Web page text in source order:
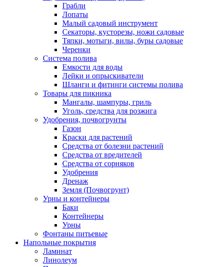
Грабли
Лопаты
Малый садовый инструмент
Секаторы, кусторезы, ножи садовые
Тяпки, мотыги, вилы, буры садовые
Черенки
Система полива
Емкости для воды
Лейки и опрыскиватели
Шланги и фитинги системы полива
Товары для пикника
Мангалы, шампуры, гриль
Уголь, средства для розжига
Удобрения, почвогрунты
Газон
Краски для растений
Средства от болезни растений
Средства от вредителей
Средства от сорняков
Удобрения
Дренаж
Земля (Почвогрунт)
Урны и контейнеры
Баки
Контейнеры
Урны
Фонтаны питьевые
Напольные покрытия
Ламинат
Линолеум